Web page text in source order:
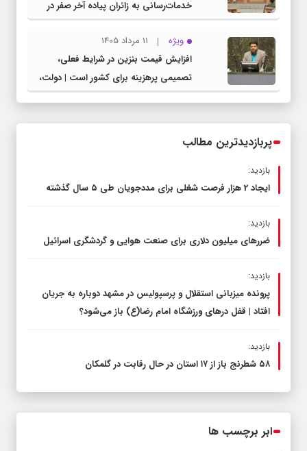
خدمات‌رسانی به زائران پیاده آخر صفر در
شهرستان چناران
ویژه
11 مرداد 1405
افزایش قیمت بنزین در شرایط فعلی،
تصمیمی پرهزینه برای کشور است | دولت،
قاچاق سوخت و عوامل اصلی ناترازی را
پربازدیدترین مطالب
بازدید:
ایجاد 2 هزار فرصت شغلی برای مددجویان طی ۵ سال گذشته
بازدید:
ضررهای میلیون دلاری برای صنعت هوایی و گردشگری اسرائیل
بازدید:
پرونده میزبانی استقلال و پرسپولیس در مشهد دوباره به جریان
افتاد | قفل در‌های ورزشگاه امام رضا(ع) باز می‌شود؟
بازدید:
۵۸ شطرنج‌ باز از ۱۷ استان در حال رقابت در گلمکان
ابر برچسب ها